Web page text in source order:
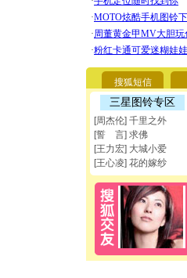
搜狐短信
三星图铃专区
[周杰伦] 千里之外
[誓 言] 求佛
[王力宏] 大城小爱
[王心凌] 花的嫁纱